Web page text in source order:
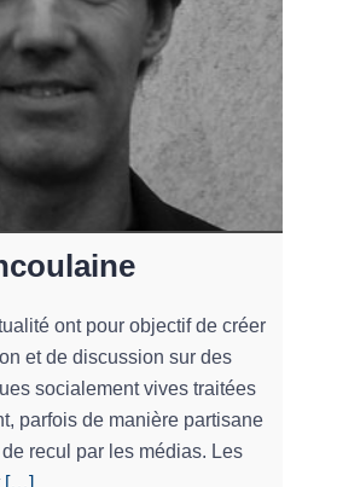
ont pour objectif de créer
et de discussion sur des
socialement vives traitées
parfois de manière partisane
recul par les médias. Les
[…]